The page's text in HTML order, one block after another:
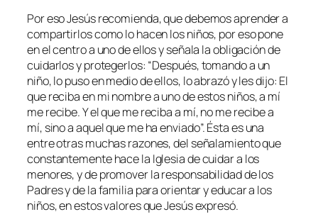
Por eso Jesús recomienda, que debemos aprender a
compartirlos como lo hacen los niños, por eso pone
en el centro a uno de ellos y señala la obligación de
cuidarlos y protegerlos: “Después, tomando a un
niño, lo puso en medio de ellos, lo abrazó y les dijo: El
que reciba en mi nombre a uno de estos niños, a mí
me recibe. Y el que me reciba a mí, no me recibe a
mí, sino a aquel que me ha enviado”. Ésta es una
entre otras muchas razones, del señalamiento que
constantemente hace la Iglesia de cuidar a los
menores, y de promover la responsabilidad de los
Padres y de la familia para orientar y educar a los
niños, en estos valores que Jesús expresó.